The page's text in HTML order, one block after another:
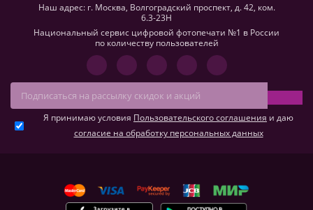
Наш адрес: г. Москва, Волгоградский проспект, д. 42, ком.
6.3-23H
Национальный сервис цифровой фотопечати №1 в России
по количеству пользователей
Я принимаю условия Пользовательского соглашения и даю
согласие на обработку персональных данных